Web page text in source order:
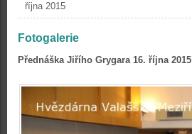
října 2015
Fotogalerie
Přednáška Jiřího Grygara 16. října 2015